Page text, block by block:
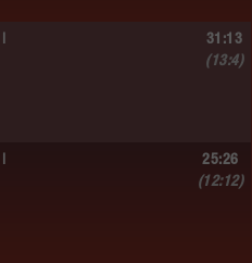
31:13
(13:4)
25:26
(12:12)